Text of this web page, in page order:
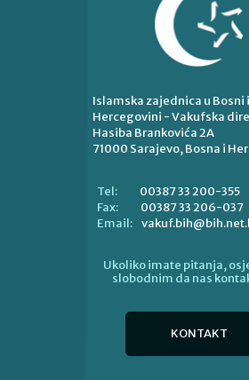
Islamska zajednica u Bosni i
Hercegovini - Vakufska
Hasiba Brankovića 2A
71000 Sarajevo, Bosna i
Tel:
00387 33 200-355
Fax:
00387 33 206-037
Email:
Ukoliko imate pitanja,
slobodnim da nas
KONTAKT